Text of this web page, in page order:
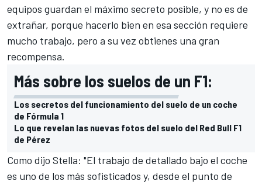
equipos guardan el máximo secreto posible, y no es de
extrañar, porque hacerlo bien en esa sección requiere
mucho trabajo, pero a su vez obtienes una gran
recompensa.
Más sobre los suelos de un F1:
Los secretos del funcionamiento del suelo de un coche
de Fórmula 1
Lo que revelan las nuevas fotos del suelo del Red Bull F1
de Pérez
Como dijo Stella: "El trabajo de detallado bajo el coche
es uno de los más sofisticados y, desde el punto de